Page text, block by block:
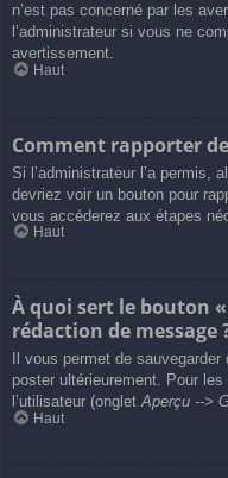
n’est pas concerné par les
l’administrateur si vous ne
avertissement.
Haut
Comment rapporter
Si l’administrateur l’a permis,
devriez voir un bouton pour
vous accéderez aux étapes
Haut
À quoi sert le bouton
rédaction de message
Il vous permet de
poster ultérieurement. Pour
l’utilisateur (ongletAperçu -->
Haut